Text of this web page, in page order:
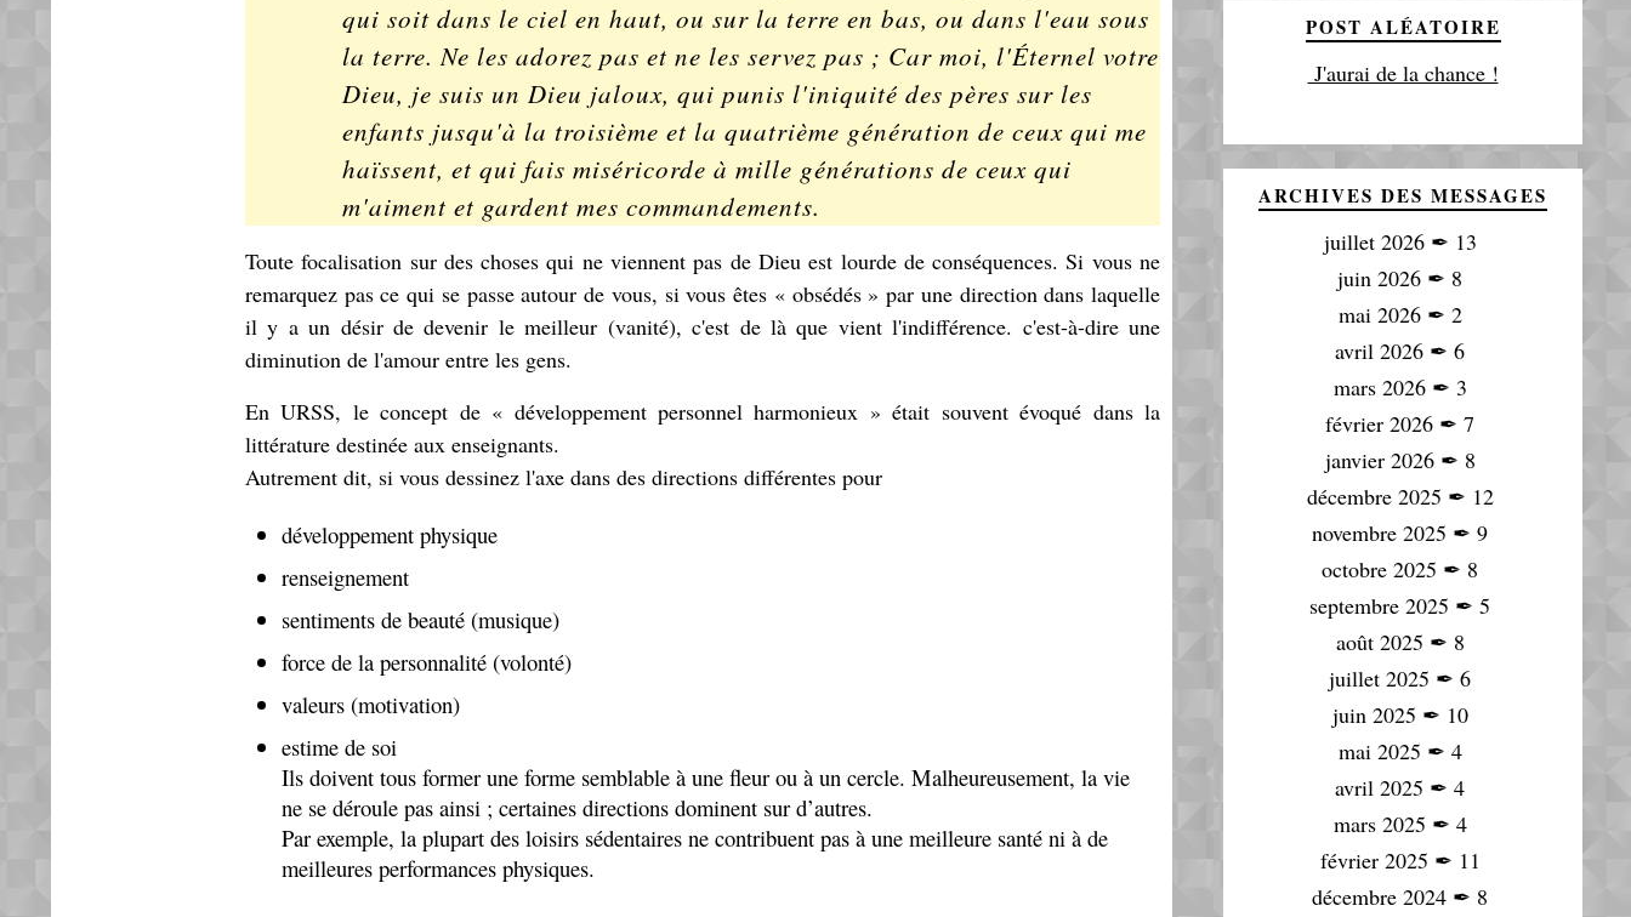
qui soit dans le ciel en haut, ou sur la terre en bas, ou dans l'eau sous
la terre. Ne les adorez pas et ne les servez pas ; Car moi, l'Éternel votre
Dieu, je suis un Dieu jaloux, qui punis l'iniquité des pères sur les
enfants jusqu'à la troisième et la quatrième génération de ceux qui me
haïssent, et qui fais miséricorde à mille générations de ceux qui
m'aiment et gardent mes commandements.
Toute focalisation sur des choses qui ne viennent pas de Dieu est lourde de conséquences. Si vous ne
remarquez pas ce qui se passe autour de vous, si vous êtes « obsédés » par une direction dans laquelle
il y a un désir de devenir le meilleur (vanité), c'est de là que vient l'indifférence. c'est-à-dire une
diminution de l'amour entre les gens.
En URSS, le concept de « développement personnel harmonieux » était souvent évoqué dans la
littérature destinée aux enseignants.
Autrement dit, si vous dessinez l'axe dans des directions différentes pour
développement physique
renseignement
sentiments de beauté (musique)
force de la personnalité (volonté)
valeurs (motivation)
estime de soi
Ils doivent tous former une forme semblable à une fleur ou à un cercle. Malheureusement, la vie
ne se déroule pas ainsi ; certaines directions dominent sur d’autres.
Par exemple, la plupart des loisirs sédentaires ne contribuent pas à une meilleure santé ni à de
meilleures performances physiques.
POST ALÉATOIRE
J'aurai de la chance !
ARCHIVES DES MESSAGES
juillet 2026✒ 13
juin 2026 ✒ 8
mai 2026✒ 2
avril 2026 ✒ 6
mars 2026✒ 3
février 2026 ✒ 7
janvier 2026✒ 8
décembre 2025 ✒ 12
novembre 2025 ✒ 9
octobre 2025 ✒ 8
septembre 2025 ✒ 5
août 2025 ✒ 8
juillet 2025 ✒ 6
juin 2025 ✒ 10
mai 2025 ✒ 4
avril 2025 ✒ 4
mars 2025 ✒ 4
février 2025 ✒ 11
décembre 2024 ✒ 8